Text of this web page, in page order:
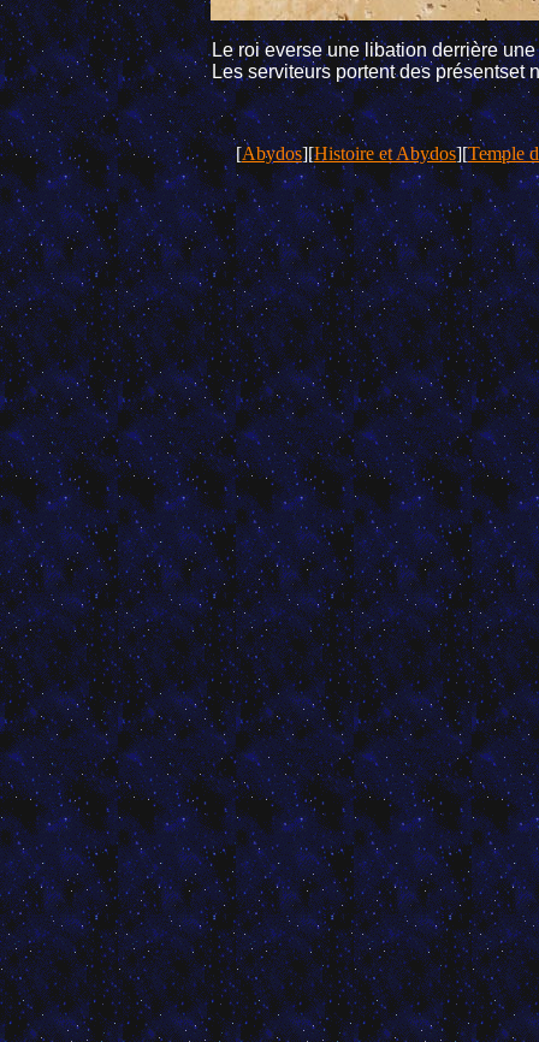
Le roi everse une libation derrière
Les serviteurs portent des présentset
[Abydos][Histoire et Abydos][Temple